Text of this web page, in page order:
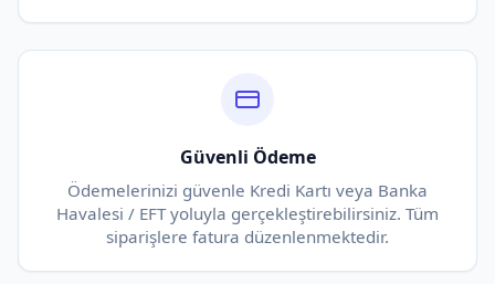
Güvenli Ödeme
Ödemelerinizi güvenle Kredi Kartı veya Banka
Havalesi / EFT yoluyla gerçekleştirebilirsiniz. Tüm
siparişlere fatura düzenlenmektedir.